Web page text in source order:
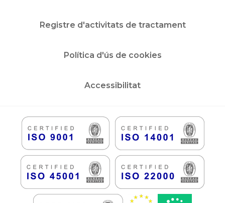
Registre d'activitats de tractament
Política d'ús de cookies
Accessibilitat